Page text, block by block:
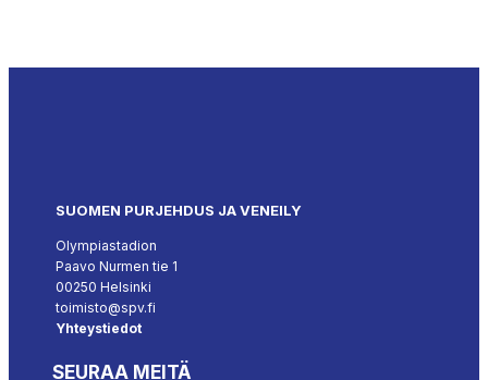
SUOMEN PURJEHDUS JA VENEILY
Olympiastadion
Paavo Nurmen tie 1
00250 Helsinki
toimisto@spv.fi
Yhteystiedot
SEURAA MEITÄ